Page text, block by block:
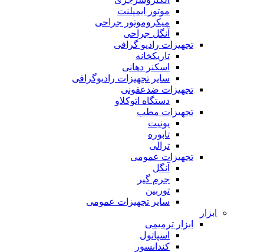
موتور ایمپلنت
میکروموتور جراحی
آنگل جراحی
تجهیزات رادیو گرافی
تاریکخانه
اسکنر دهانی
سایر تجهیزات رادیوگرافی
تجهیزات ضدعفونی
دستگاه اتوکلاو
تجهیزات مطب
یونیت
تابوره
ترالی
تجهیزات عمومی
آنگل
جرم گیر
توربین
سایر تجهیزات عمومی
ابزار
ابزار ترمیمی
اسپاتول
کندانسور